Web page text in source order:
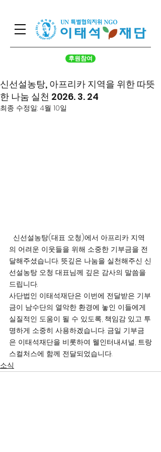
후원참여
신선설농탕, 아프리카 지역을 위한 따뜻
한 나눔 실천 2026. 3. 24
최종 수정일: 4월 10일
의 어려운 이웃들을 위해 소중한 기부금을 전
달해주셨습니다. 뜻깊은 나눔을 실천해주신 신
선설농탕 오청 대표님께 깊은 감사의 말씀을
드립니다.
사단법인 이태석재단은 이번에 전달받은 기부
금이 남수단의 열악한 환경에 놓인 이들에게
실질적인 도움이 될 수 있도록, 책임감 있고 투
명하게 소중히 사용하겠습니다. 금일 기부금
은 이태석재단을 비롯하여 웰인터내셔널, 트랑
스컬처스에 함께 전달되었습니다.
소식